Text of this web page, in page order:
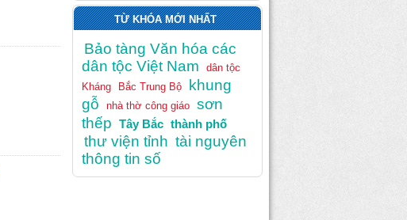
TỪ KHÓA MỚI NHẤT
Bảo tàng Văn hóa các
dân tộc Việt Nam
dân tộc
Kháng
Bắc Trung Bộ
khung
gỗ
nhà thờ công giáo sơn
thếp Tây Bắc thành phố
thư viện tỉnh tài nguyên
thông tin số